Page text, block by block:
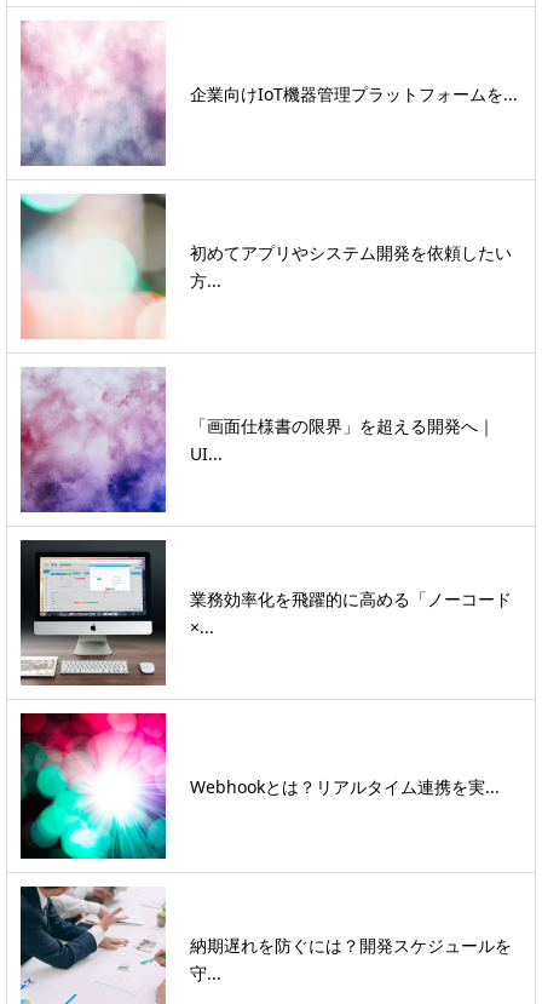
企業向けIoT機器管理プラットフォームを...
初めてアプリやシステム開発を依頼したい
方...
「画面仕様書の限界」を超える開発へ｜
UI...
業務効率化を飛躍的に高める「ノーコード
×...
Webhookとは？リアルタイム連携を実...
納期遅れを防ぐには？開発スケジュールを
守...